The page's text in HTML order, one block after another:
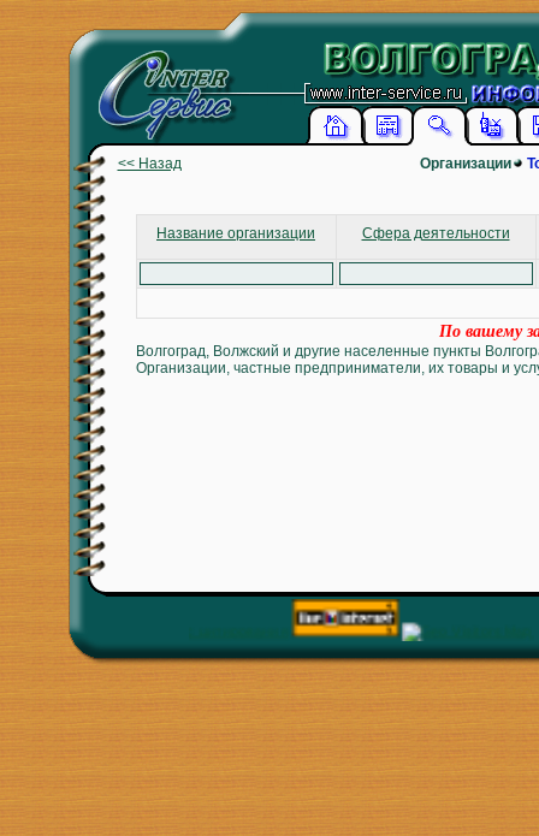
<< Назад Организации
Название организации Сфера деятельности
По вашему
Волгоград, Волжский и другие населенные пункты
Организации, частные предприниматели, их товары и